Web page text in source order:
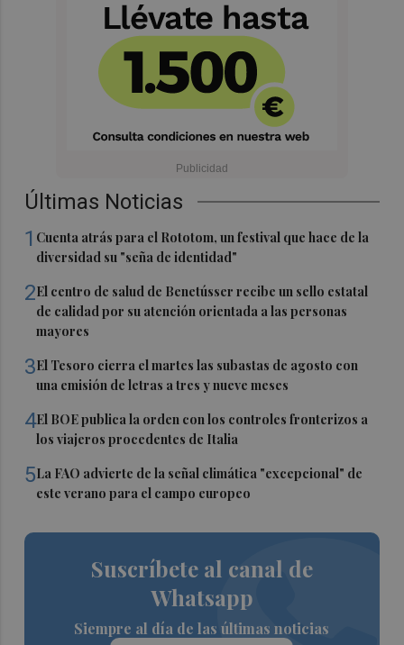
Últimas Noticias
1 Cuenta atrás para el Rototom, un festival que hace de la
diversidad su "seña de identidad"
2El centro de salud de Benetússer recibe un sello estatal
de calidad por su atención orientada a las personas
mayores
3El Tesoro cierra el martes las subastas de agosto con
una emisión de letras a tres y nueve meses
4El BOE publica la orden con los controles fronterizos a
los viajeros procedentes de Italia
5La FAO advierte de la señal climática "excepcional" de
este verano para el campo europeo
Suscríbete al canal de
Whatsapp
Siempre al día de las últimas noticias